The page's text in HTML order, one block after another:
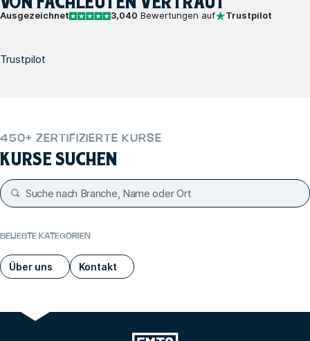
Ausgezeichnet 3,040 Bewertungen auf Trustpilot
Trustpilot
450+ ZERTIFIZIERTE KURSE
KURSE SUCHEN
BELIEBTE KATEGORIEN
Über uns Kontakt